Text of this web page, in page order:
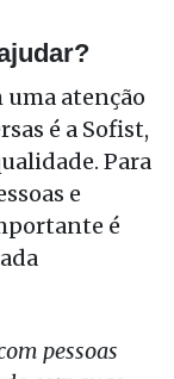
uma atenção
é a Sofist,
Para
e
é
pessoas